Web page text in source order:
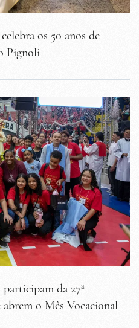
os 50 anos de
Pignoli
da 27ª
o Mês Vocacional